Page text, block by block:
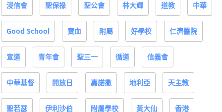
浸信會 聖保祿 聖公會 林大輝 道教 中華
Good School 寶血 附屬 好學校 仁濟醫院
宣道 青年會 聖三一 循道 信義會
中華基督 開放日 嘉諾撒 地利亞 天主教
聖若瑟 伊利沙伯 附屬學校 黃大仙 香港